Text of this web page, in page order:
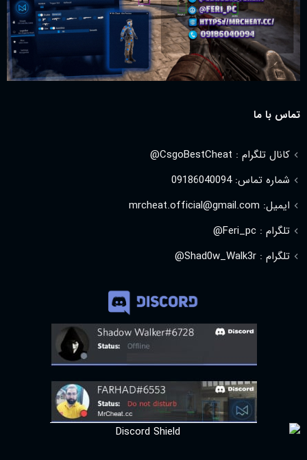
تماس با ما
کانال تلگرام : CsgoBestCheat@
شماره تماس: 09186040094
ایمیل: mrcheat.official@gmail.com
تلگرام : Feri_pc@
تلگرام : Shad0w_Walk3r@